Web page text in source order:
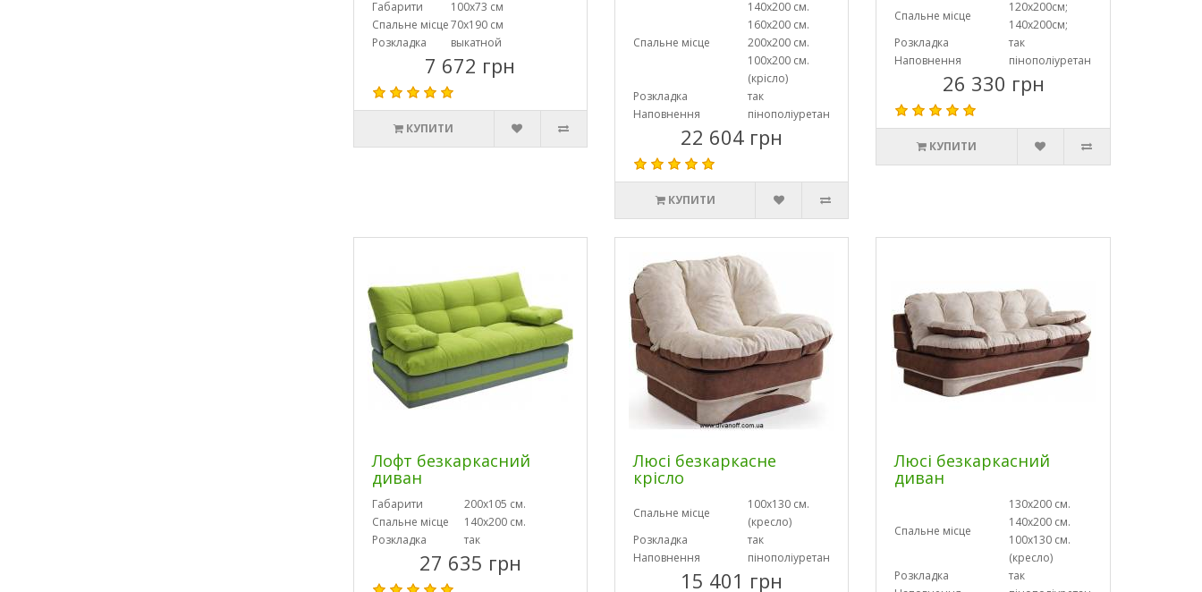
Габарити
100х73 см
Спальне місце70х190 см
Розкладка
выкатной
7 672 грн
КУПИТИ
Спальне місце
140х200 см.
160х200 см.
200х200 см.
100х200 см.
(крісло)
Розкладка
так
Наповнення
пінополіуретан
22 604 грн
КУПИТИ
Спальне місце
120х200см;
140х200см;
Розкладка
так
Наповнення
пінополіуретан
26 330 грн
КУПИТИ
Лофт безкаркасний
диван
Габарити
200х105 см.
Спальне місце
140х200 см.
Розкладка
так
27 635 грн
Люсі безкаркасне
крісло
Спальне місце
100х130 см.
(кресло)
Розкладка
так
Наповнення
пінополіуретан
15 401 грн
Люсі безкаркасний
диван
Спальне місце
130х200 см.
140х200 см.
100х130 см.
(кресло)
Розкладка
так